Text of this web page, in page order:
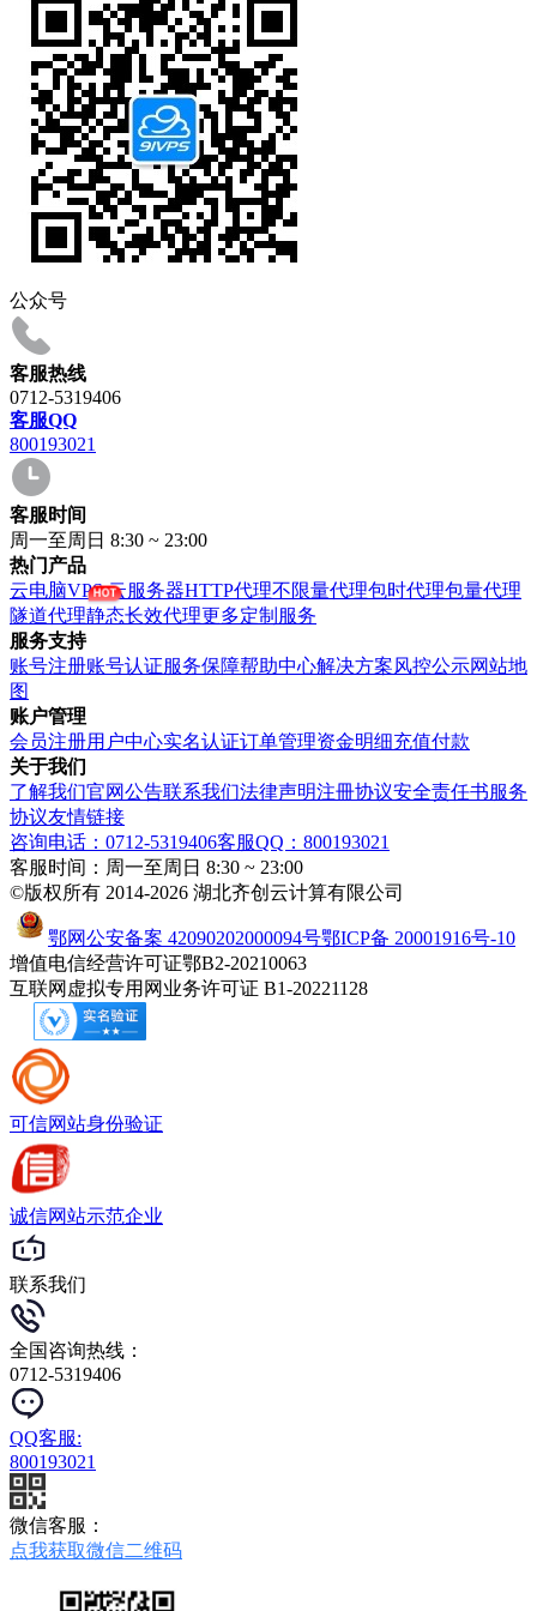
公众号
客服热线
0712-5319406
客服QQ
800193021
客服时间
周一至周日 8:30 ~ 23:00
热门产品
云电脑VPS云服务器HTTP代理不限量代理包时代理包量代理
隧道代理静态长效代理更多定制服务
服务支持
账号注册账号认证服务保障帮助中心解决方案风控公示网站地
图
账户管理
会员注册用户中心实名认证订单管理资金明细充值付款
关于我们
了解我们官网公告联系我们法律声明注冊协议安全责任书服务
协议友情链接
咨询电话：0712-5319406客服QQ：800193021
客服时间：周一至周日 8:30 ~ 23:00
©版权所有 2014-2026 湖北齐创云计算有限公司
鄂网公安备案 42090202000094号鄂ICP备 20001916号-10
增值电信经营许可证鄂B2-20210063
互联网虚拟专用网业务许可证 B1-20221128
可信网站身份验证
诚信网站示范企业
联系我们
全国咨询热线：
0712-5319406
QQ客服:
800193021
微信客服：
点我获取微信二维码